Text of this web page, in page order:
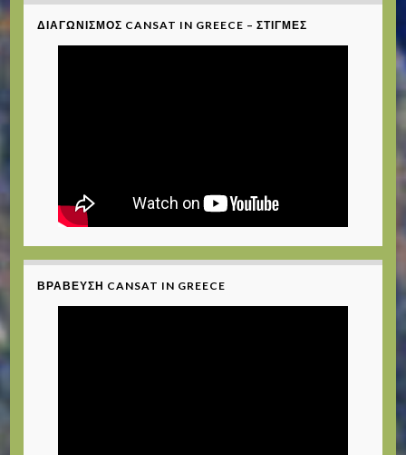
ΔΙΑΓΩΝΙΣΜΌΣ CANSAT IN GREECE – ΣΤΙΓΜΈΣ
ΒΡΆΒΕΥΣΗ CANSAT IN GREECE